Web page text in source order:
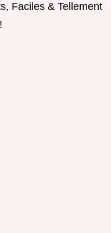
Faciles & Tellement